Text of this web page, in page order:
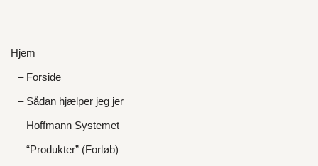
Hjem
– Forside
– Sådan hjælper jeg jer
– Hoffmann Systemet
– “Produkter” (Forløb)